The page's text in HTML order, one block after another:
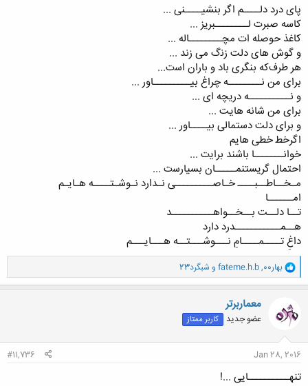
ﭘﺎﯼ ﺩﺭﺩ ﺩﻟــــﻢ ﺍﮔﺮ ﺑﻨﺸﯿــــﻨﯽ ...
ﮐﺎﺳﻪ ﺻﺒﺮت ﻟــــــــﺒﺮﯾﺰ ...
ﮐﺎﻏﺬ ﺣﻮﺻﻠﻪ ﺍت ﻣﭽــــــــﺎﻟﻪ ...
ﻭ ﮔﻮﺵ ﻫﺎﯼ ﺩﻟﺖ ﺯﻧگ ﻣﯽ ﺯﻧﺪ ...
ﻫﺮ ﻃﺮفﮐﻪ ﺑﻨﮕﺮﯼ ﺑﺎﺩ ﻭ ﺑﺎﺭﺍﻥ ﺍﺳت...
ﺑﺮﺍﯼ ﻣﻦ ﻧــــــــﻪ ﭼﺮﺍﻍ ﺑﯿـــــــــﺎﻭﺭ ...
ﻭ ﻧــــــــــﻪ ﺩﺭﯾﭽﻪ ﺍﯼ ...
ﺑﺮﺍﯼ ﻣﻦ ﺷﺎﻧﻪ ﻫﺎیت ...
ﻭ ﺑﺮﺍﯼ ﺩلت ﺩﺳﺘﻤﺎﻟﯽ ﺑﯿــــﺎﻭﺭ ...
ﺍﮔﺮﺧﻄ ﺧﻄﯽ ﻫﺎﯾﻢ
ﺧﻮﺍﻧـــــــﺎ ﺑﺎﺷﻨﺪ ﺑﺮﺍﯾت ...
ﺍﺣﺘﻤﺎﻝ ﮔﺮﯾﺴﺘﻨﻤـــــﺎﻥ ﺑﺴﯿﺎﺭﺳت ...
ﻣـﺨــﺎﻃــﺒــــ ﺧـﺎﺻـــــــــﯽ ﻧـﺪﺍﺭﺩ ﻧـﻮﺷـﺘــــﻪ ﻫـﺎﯾـﻢ
ﺍﻣــــــﺎ
ﺗــﺎ ﺩﻟــت ﺑــﺨــﻮﺍﻫــــــــــﺪ
ﻫــﻤـــــــــــﺪﺭﺩ ﺩﺍﺭﺩ
ﺩﺍﻍِ ﺗــــﻤــــﺎﻡِ ﻧـــﻮﺷـــﺘــﻪ ﻫـــﺎﯾـــﻢ
و
ا
ک
ش
ه
بهار00 ,
fateme.h.b و شبگرد23
معماربرتر
عضو جدید کاربر ممتاز
Jan 28, 2016
#11,736
تنهــــــــــایی ...!